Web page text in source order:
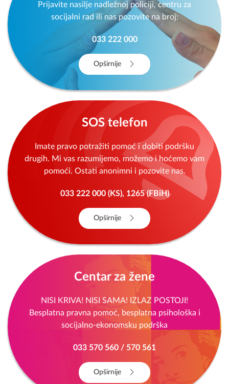
Prijavite nasilje nadležnoj policiji, centru za
socijalni rad ili nas pozovite na broj:
033 222 000
Opširnije
SOS telefon
Imate pravo potražiti pomoć i dobiti podršku
drugih. Mi vas razumijemo, možemo i hoćemo vam
pomoći. Ostati anonimni i pozovite nas.
033 222 000 (KS), 1265 (FBiH)
Opširnije
Centar za žene
NISI KRIVA! NISI SAMA! IZLAZ POSTOJI!
Besplatna pravna pomoć, besplatna psihološka i
socijalno-ekonomsku podrška
033 570 560 / 570 561
Opširnije